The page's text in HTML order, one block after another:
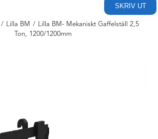
SKRIV UT
/ Lilla BM / Lilla BM- Mekaniskt Gaffelställ 2,5
Ton, 1200/1200mm